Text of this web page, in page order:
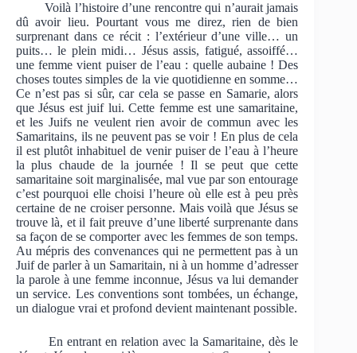
Voilà l’histoire d’une rencontre qui n’aurait jamais
dû avoir lieu. Pourtant vous me direz, rien de bien
surprenant dans ce récit : l’extérieur d’une ville… un
puits… le plein midi… Jésus assis, fatigué, assoiffé…
une femme vient puiser de l’eau : quelle aubaine ! Des
choses toutes simples de la vie quotidienne en somme…
Ce n’est pas si sûr, car cela se passe en Samarie, alors
que Jésus est juif lui. Cette femme est une samaritaine,
et les Juifs ne veulent rien avoir de commun avec les
Samaritains, ils ne peuvent pas se voir ! En plus de cela
il est plutôt inhabituel de venir puiser de l’eau à l’heure
la plus chaude de la journée ! Il se peut que cette
samaritaine soit marginalisée, mal vue par son entourage
c’est pourquoi elle choisi l’heure où elle est à peu près
certaine de ne croiser personne. Mais voilà que Jésus se
trouve là, et il fait preuve d’une liberté surprenante dans
sa façon de se comporter avec les femmes de son temps.
Au mépris des convenances qui ne permettent pas à un
Juif de parler à un Samaritain, ni à un homme d’adresser
la parole à une femme inconnue, Jésus va lui demander
un service. Les conventions sont tombées, un échange,
un dialogue vrai et profond devient maintenant possible.
En entrant en relation avec la Samaritaine, dès le